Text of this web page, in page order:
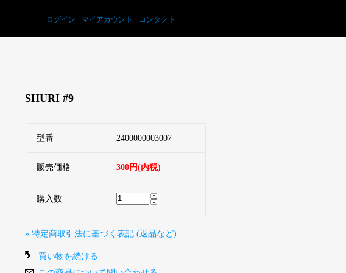
ログイン マイアカウント コンタクト
SHURI #9
型番 2400000003007
販売価格 300円(内税)
購入数
» 特定商取引法に基づく表記 (返品など)
買い物を続ける